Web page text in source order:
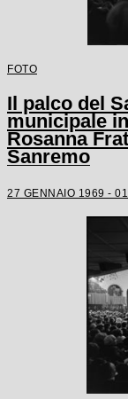
FOTO
Il palco del
municipale
Rosanna
Sanremo
27 GENNAIO 1969 -